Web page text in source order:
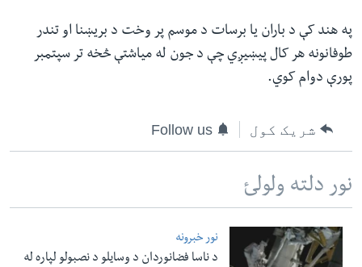
په هند کې د باران یا برسات د موسم پر وخت د بریښنا او تندر
طوفانونه هر کال پیښیږي چې د جون له میاشتې څخه تر سپتمبر
پورې دوام کوي.
شریک کول Follow us
نور دلته ولولئ
نور خبرونه
د ناسا فضانوردان د وسایلو د نصبولو لپاره له